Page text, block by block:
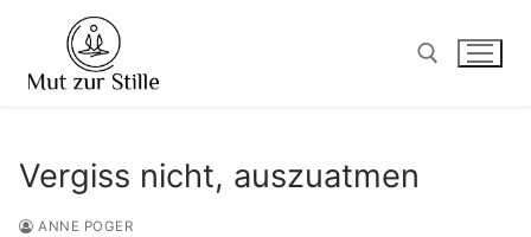
springen
Vergiss nicht, auszuatmen
ANNE POGER